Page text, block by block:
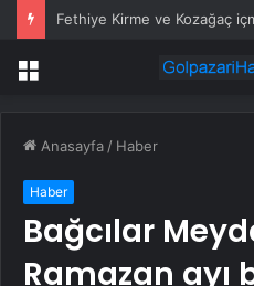
Fethiye Kirme ve Kozağaç
Menü
Anasayfa / Haber
Haber
Bağcılar
Ramazan ayı